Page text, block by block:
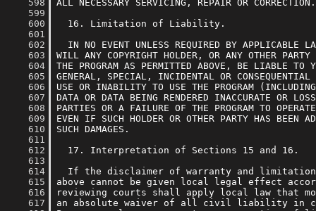
    598
    599
    600
    601
    602
    603
    604
    605
    606
    607
    608
    609
    610
    611
    612
    613
    614
    615
    616
    617